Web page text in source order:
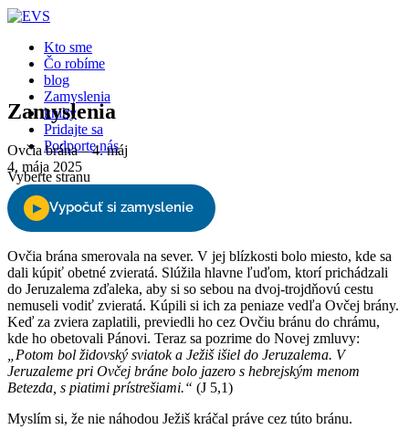
Kto sme
Čo robíme
blog
Zamyslenia
knihy
Pridajte sa
Podporte nás
Vyberte stranu
Zamyslenia
Ovčia brána – 4. máj
4. mája 2025
Ovčia brána smerovala na sever. V jej blízkosti bolo miesto, kde sa
dali kúpiť obetné zvieratá. Slúžila hlavne ľuďom, ktorí prichádzali
do Jeruzalema zďaleka, aby si so sebou na dvoj-trojdňovú cestu
nemuseli vodiť zvieratá. Kúpili si ich za peniaze vedľa Ovčej brány.
Keď za zviera zaplatili, previedli ho cez Ovčiu bránu do chrámu,
kde ho obetovali Pánovi. Teraz sa pozrime do Novej zmluvy:
„Potom bol židovský sviatok a Ježiš išiel do Jeruzalema. V
Jeruzaleme pri Ovčej bráne bolo jazero s hebrejským menom
Betezda, s piatimi prístrešiami.“ (J 5,1)
Myslím si, že nie náhodou Ježiš kráčal práve cez túto bránu.